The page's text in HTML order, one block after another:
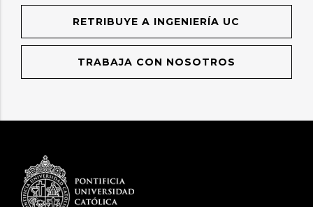
RETRIBUYE A INGENIERÍA UC
TRABAJA CON NOSOTROS